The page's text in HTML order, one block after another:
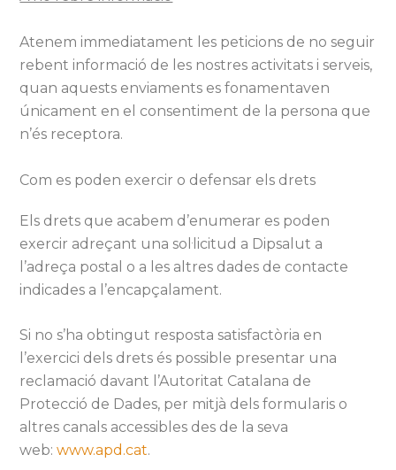
Atenem immediatament les peticions de no seguir
rebent informació de les nostres activitats i serveis,
quan aquests enviaments es fonamentaven
únicament en el consentiment de la persona que
n’és receptora.
Com es poden exercir o defensar els drets
Els drets que acabem d’enumerar es poden
exercir adreçant una sol·licitud a Dipsalut a
l’adreça postal o a les altres dades de contacte
indicades a l’encapçalament.
Si no s’ha obtingut resposta satisfactòria en
l’exercici dels drets és possible presentar una
reclamació davant l’Autoritat Catalana de
Protecció de Dades, per mitjà dels formularis o
altres canals accessibles des de la seva
web:www.apd.cat.